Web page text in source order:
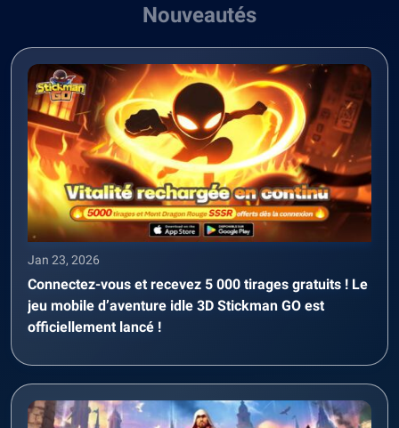
Nouveautés
Jan 23, 2026
Connectez-vous et recevez 5 000 tirages gratuits ! Le
jeu mobile d’aventure idle 3D Stickman GO est
officiellement lancé !